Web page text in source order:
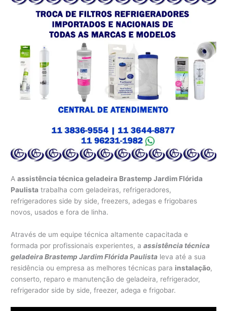
Aassistência técnica geladeira Brastemp Jardim Flórida
Paulista trabalha com geladeiras, refrigeradores,
refrigeradores side by side, freezers, adegas e frigobares
novos, usados e fora de linha.
Através de um equipe técnica altamente capacitada e
formada por profissionais experientes, aassistência técnica
geladeira Brastemp Jardim Flórida Paulista leva até a sua
residência ou empresa as melhores técnicas para instalação,
conserto, reparo e manutenção de geladeira, refrigerador,
refrigerador side by side, freezer, adega e frigobar.